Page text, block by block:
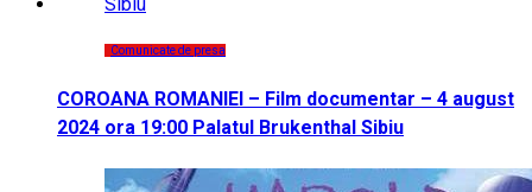
Comunicate de presa
COROANA ROMANIEI – Film documentar – 4 august
2024 ora 19:00 Palatul Brukenthal Sibiu